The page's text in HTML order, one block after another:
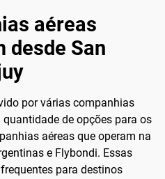
aéreas
desde San
por várias companhias
de opções para os
aéreas que operam na
e Flybondi. Essas
para destinos